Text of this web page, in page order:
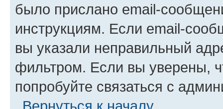
было прислано email-
инструкциям. Если email-
вы указали неправильный
фильтром. Если вы уверены,
попробуйте связаться с
Вернуться к началу